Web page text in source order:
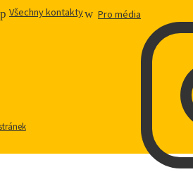
Všechny kontakty Pro média